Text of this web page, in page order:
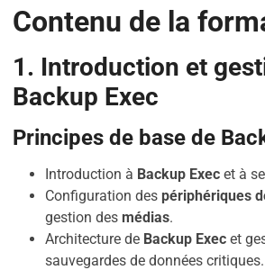
Contenu de la
1. Introduction et
Backup Exec
Principes de base de
Introduction à Backup Exec et à
Configuration despériphériques
gestion desmédias.
Architecture de Backup Exec et
sauvegardes de données critiques.